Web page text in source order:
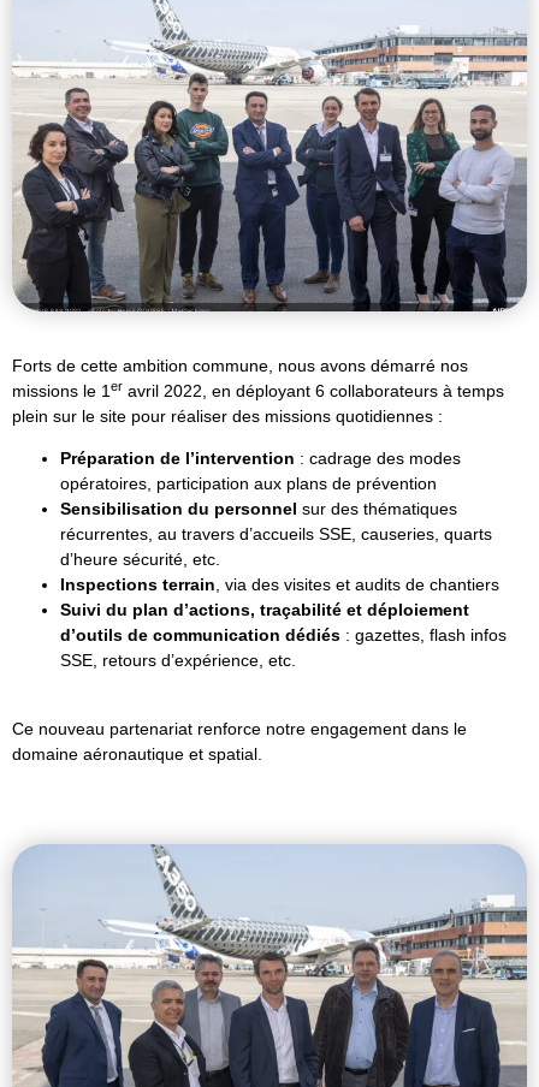
Forts de cette ambition commune, nous avons démarré nos
missions le 1 er avril 2022, en déployant 6 collaborateurs à temps
plein sur le site pour réaliser des missions quotidiennes :
Préparation de l’intervention : cadrage des modes
opératoires, participation aux plans de prévention
Sensibilisation du personnel sur des thématiques
récurrentes, au travers d’accueils SSE, causeries, quarts
d’heure sécurité, etc.
Inspections terrain, via des visites et audits de chantiers
Suivi du plan d’actions, traçabilité et déploiement
d’outils de communication dédiés : gazettes, flash infos
SSE, retours d’expérience, etc.
Ce nouveau partenariat renforce notre engagement dans le
domaine aéronautique et spatial.